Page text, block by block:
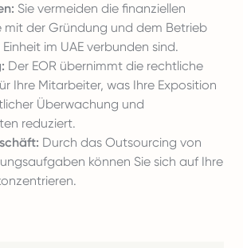
Sie vermeiden die finanziellen
mit der Gründung und dem Betrieb
im UAE verbunden sind.
Der EOR übernimmt die rechtliche
Ihre Mitarbeiter, was Ihre Exposition
Überwachung und
reduziert.
Durch das Outsourcing von
können Sie sich auf Ihre